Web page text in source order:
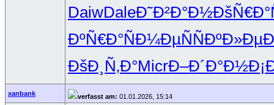
DaiwDaleÐ˜Ð²Ð°Ð½
ÐºÑ€Ð°ÑÐ¼ÐµÑÑ
ÐšÐ¸Ñ‚Ð°MicrÐ–Ð´Ð°Ð½
xanbank verfasst am: 01.01.2026, 15:14